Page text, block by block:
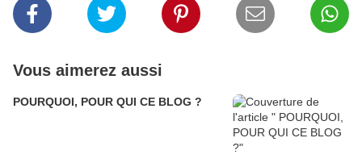
Vous aimerez aussi
POURQUOI, POUR QUI CE BLOG ?